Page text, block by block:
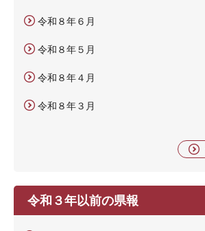
令和８年６月
令和８年５月
令和８年４月
令和８年３月
令和３年以前の県報